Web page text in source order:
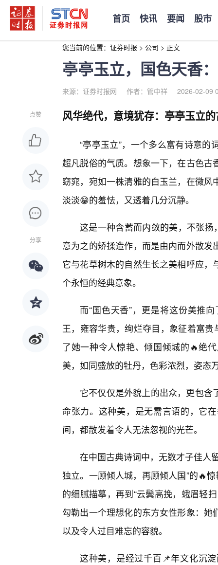
首页 快讯 要闻 股市
您当前的位置： 证券时报 > 公司 > 正文
亭亭玉立，国色天香
来源：证券时报网 作者：管中祥 2026-02-09
点赞
分享
风华绝代，意境犹存：亭亭玉立
“亭亭玉立”，一个多么富有诗意
超凡脱俗的气质。想象一下，在古色
窈窕，宛如一株清雅的白玉兰，在微
淡淡😁的羞怯，又透着几分沉静。
这是一种含蓄而内敛的美，不张扬
意为之的矫揉造作，而是由内而外散
它与花草树木的自然生长之美相呼应
个永恒的经典意象。
而“国色天香”，更是将这份美推
王，雍容华贵，绚烂夺目，象征着富
了她一种令人惊艳、倾国倾城的🔥绝
美，如同盛放的牡丹，色彩浓烈，姿态
它不仅仅是外貌上的出众，更包
命张力。这种美，是无需言语的，它
间，都散发着令人无法忽视的光芒。
在中国古典诗词中，无数才子佳人
独立。一顾倾人城，再顾倾人国”的🔥
的细腻描摹，再到“云鬓高挽，蛾眉轻
勾勒出一个理想化的东方女性形象：
以及令人过目难忘的容貌。
这种美，是经过千百📌年文化沉